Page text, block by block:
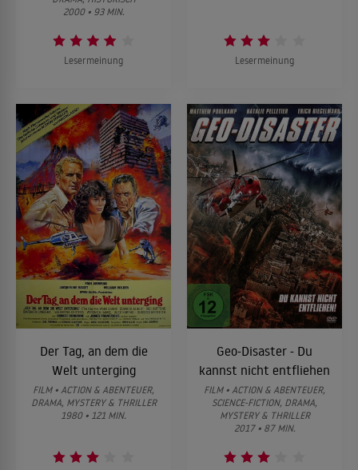
2000 • 93 MIN.
Lesermeinung Lesermeinung
Der Tag, an dem die
Welt unterging
FILM • ACTION & ABENTEUER,
DRAMA, MYSTERY & THRILLER
1980 • 121 MIN.
Geo-Disaster - Du
kannst nicht entfliehen
FILM • ACTION & ABENTEUER,
SCIENCE-FICTION, DRAMA,
MYSTERY & THRILLER
2017 • 87 MIN.